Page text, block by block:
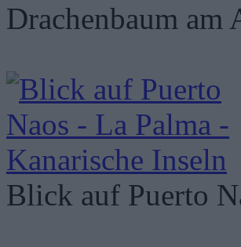
Drachenbaum am
Blick auf Puerto